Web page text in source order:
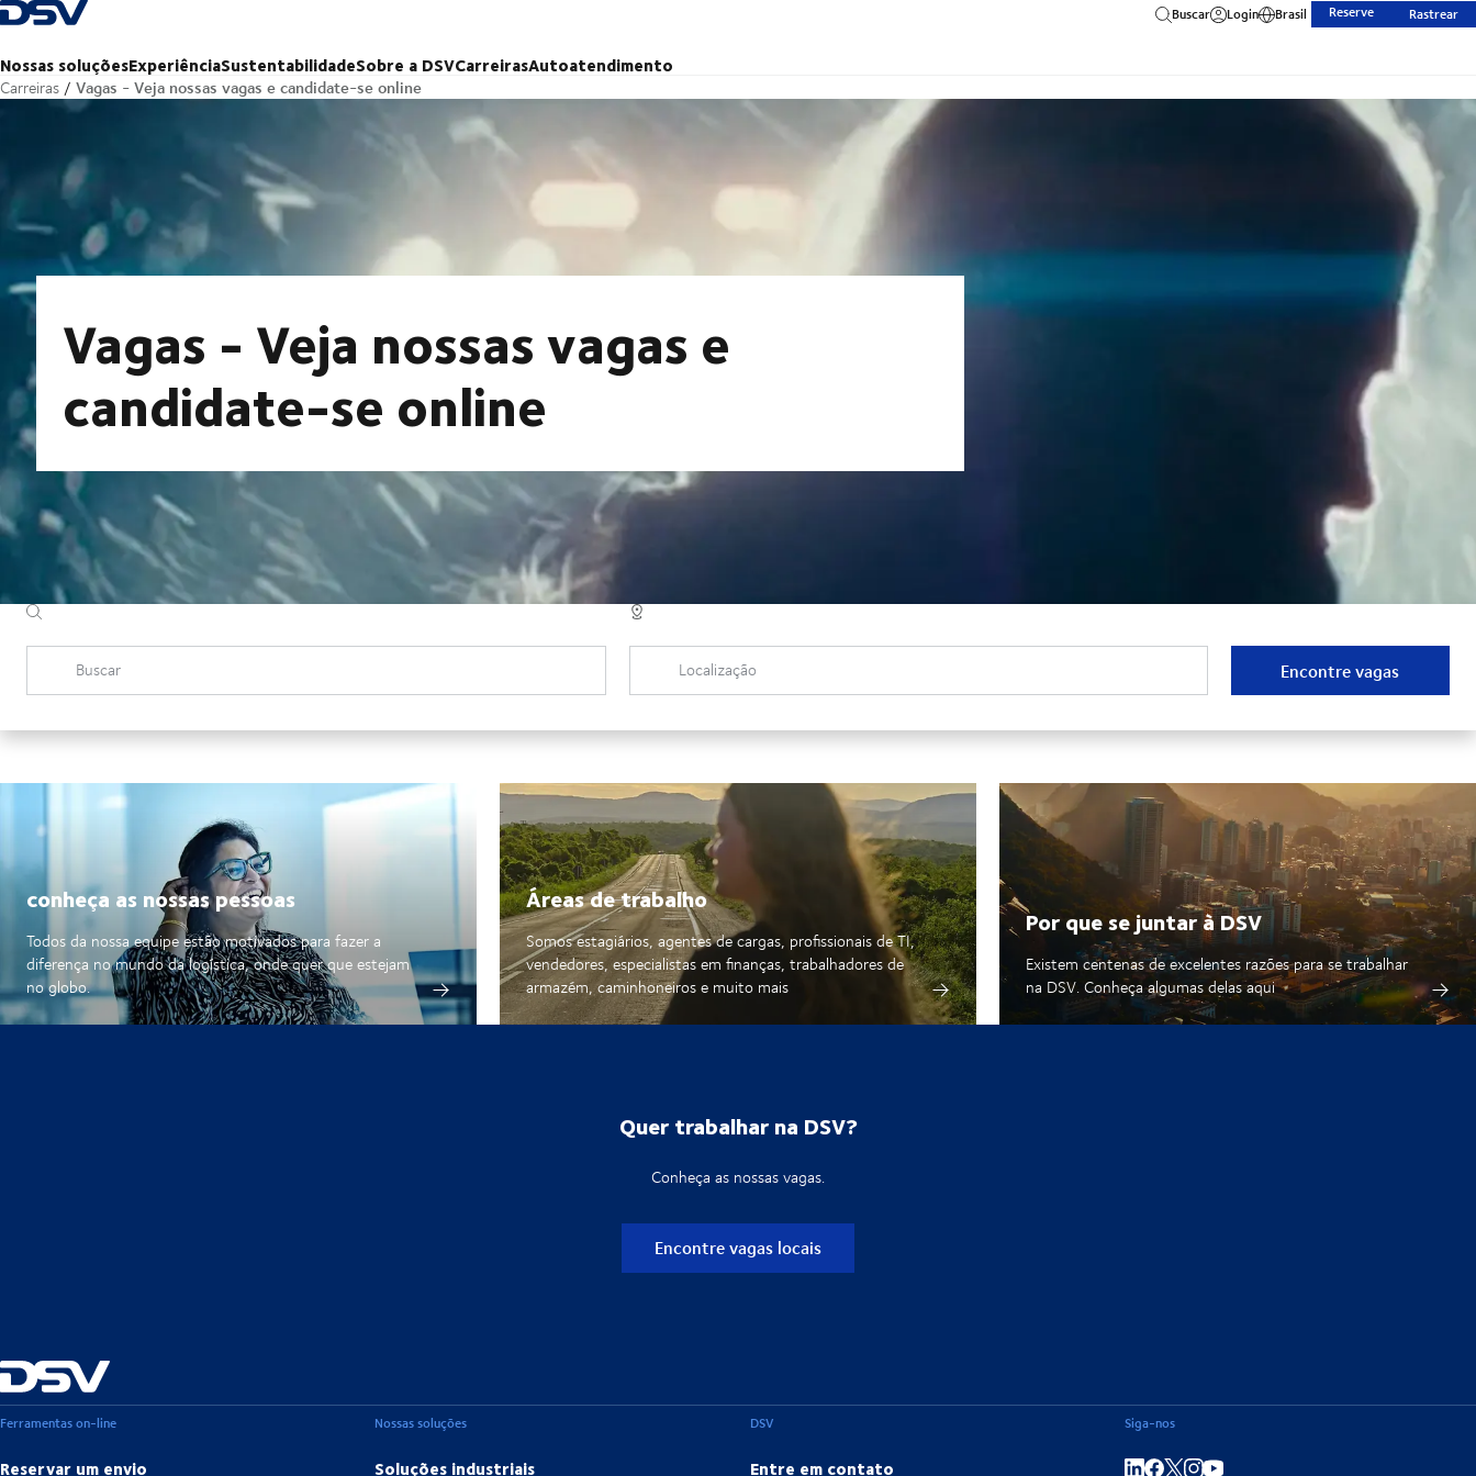
Voltar à página inicial
Nossas soluçõesExperiênciaSustentabilidadeSobre a DSVCarreirasAutoatendimento
Buscar Login Brasil Reserve Rastrear
Carreiras Vagas - Veja nossas vagas e candidate-se online
Vagas - Veja nossas vagas e
candidate-se online
Buscar Localização Encontre vagas
conheça as nossas pessoas
Todos da nossa equipe estão motivados para fazer a
diferença no mundo da logística, onde quer que estejam
no globo.
Áreas de trabalho
Somos estagiários, agentes de cargas, profissionais de TI,
vendedores, especialistas em finanças, trabalhadores de
armazém, caminhoneiros e muito mais
Por que se juntar à DSV
Existem centenas de excelentes razões para se trabalhar
na DSV. Conheça algumas delas aqui
Quer trabalhar na DSV?
Conheça as nossas vagas.
Encontre vagas locais
Ferramentas on-line
Reservar um envio
Nossas soluções
Soluções industriais
DSV
Entre em contato
Siga-nos